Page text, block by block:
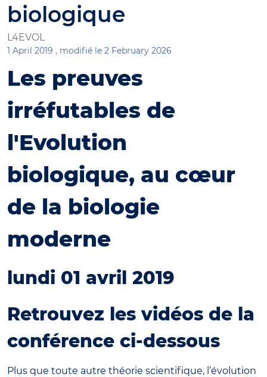
biologique
L4EVOL
1 April 2019 , modifié le 2 February 2026
Les preuves
irréfutables de
l'Evolution
biologique, au cœur
de la biologie
moderne
lundi 01 avril 2019
Retrouvez les vidéos de la
conférence ci-dessous
Plus que toute autre théorie scientifique, l’évolution